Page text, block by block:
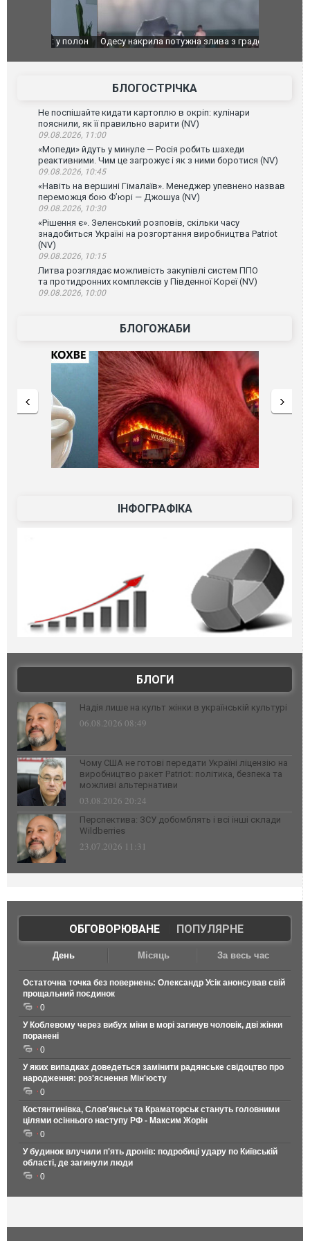
Одесу накрила потужна злива з градом та
Вже
БЛОГОСТРІЧКА
Не поспішайте кидати картоплю в окріп: кулінари
пояснили, як її правильно варити (NV)
09.08.2026, 11:00
«Мопеди» йдуть у минуле — Росія робить шахеди
реактивними. Чим це загрожує і як з ними боротися (NV)
09.08.2026, 10:45
«Навіть на вершині Гімалаїв». Менеджер упевнено назвав
переможця бою Ф’юрі — Джошуа (NV)
09.08.2026, 10:30
«Рішення є». Зеленський розповів, скільки часу
знадобиться Україні на розгортання виробництва Patriot
(NV)
09.08.2026, 10:15
Литва розглядає можливість закупівлі систем ППО
та протидронних комплексів у Південної Кореї (NV)
09.08.2026, 10:00
БЛОГОЖАБИ
ІНФОГРАФІКА
БЛОГИ
Надія лише на культ жінки в українській культурі
06.08.2026 08:49
Чому США не готові передати Україні ліцензію на
виробництво ракет Patriot: політика, безпека та
можливі альтернативи
03.08.2026 20:24
Перспектива: ЗСУ добомблять і всі інші склади
Wildberries
23.07.2026 11:31
ОБГОВОРЮВАНЕ| ПОПУЛЯРНЕ
День Місяць За весь час
Остаточна точка без повернень: Олександр Усік анонсував свій
прощальний поєдинок
0
У Коблевому через вибух міни в морі загинув чоловік, дві жінки
поранені
0
У яких випадках доведеться замінити радянське свідоцтво про
народження: роз'яснення Мін'юсту
0
Костянтинівка, Слов'янськ та Краматорськ стануть головними
цілями осіннього наступу РФ - Максим Жорін
0
У будинок влучили п'ять дронів: подробиці удару по Київській
області, де загинули люди
0